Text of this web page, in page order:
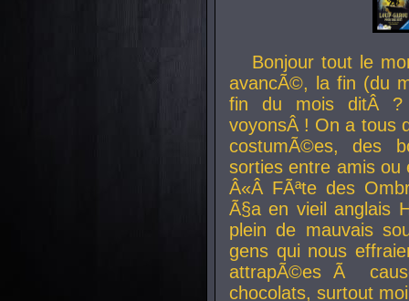
Bonjour tout le
avancÃ©, la fin (du
fin du mois ditÂ ?
voyonsÂ ! On a tous
costumÃ©es, des
sorties entre amis
Â«Â FÃªte des
Ã§a en vieil anglais
plein de mauvais
gens qui nous
attrapÃ©es Ã
chocolats, surtout